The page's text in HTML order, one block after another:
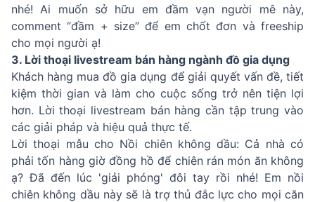
nhé! Ai muốn sở hữu em đầm vạn người mê này,
comment “đầm + size” để em chốt đơn và freeship
cho mọi người ạ!
3. Lời thoại livestream bán hàng ngành đồ gia dụng
Khách hàng mua đồ gia dụng để giải quyết vấn đề, tiết
kiệm thời gian và làm cho cuộc sống trở nên tiện lợi
hơn. Lời thoại livestream bán hàng cần tập trung vào
các giải pháp và hiệu quả thực tế.
Lời thoại mẫu cho Nồi chiên không dầu: Cả nhà có
phải tốn hàng giờ đồng hồ để chiên rán món ăn không
ạ? Đã đến lúc 'giải phóng' đôi tay rồi nhé! Em nồi
chiên không dầu này sẽ là trợ thủ đắc lực cho mọi căn